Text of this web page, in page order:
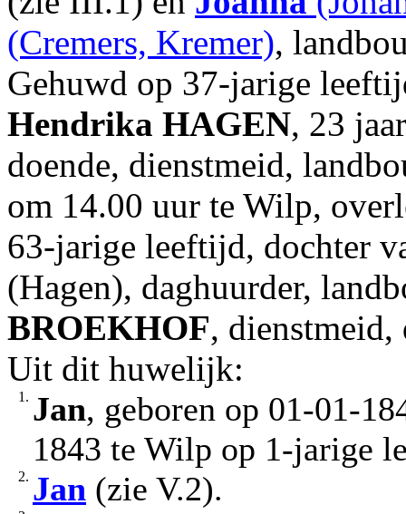
(Cremers, Kremer),
Gehuwd op 37-jarige
Hendrika HAGEN, 23
doende, dienstmeid,
om 14.00 uur te Wilp,
63-jarige leeftijd, dochter
(Hagen), daghuurder,
BROEKHOF, dienstmeid,
Uit dit huwelijk:
1. Jan, geboren op 01-01-
1843 te Wilp op 1-jarige
2. Jan (zie V.2).